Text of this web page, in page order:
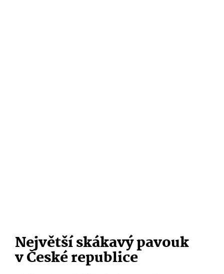
Největší skákavý pavouk
v České republice